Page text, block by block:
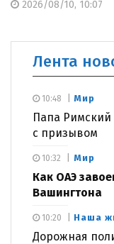
2026/08/10, 10:07
Лента
Мир
Папа Римский
с призывом
10:48
Мир
Как ОАЭ
Вашингтона
10:32
Наша
Дорожная
10:20